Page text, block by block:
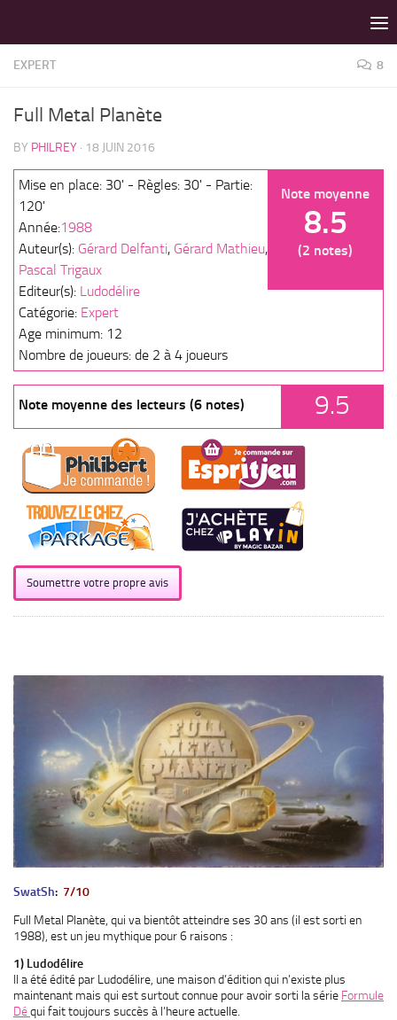
EXPERT 8
Full Metal Planète
BY PHILREY · 18 JUIN 2016
Note moyenne
8.5
(2 notes)
Mise en place: 30' - Règles: 30' - Partie:
120'
Année:1988
Auteur(s): Gérard Delfanti, Gérard Mathieu,
Pascal Trigaux
Editeur(s): Ludodélire
Catégorie: Expert
Age minimum: 12
Nombre de joueurs: de 2 à 4 joueurs
Note moyenne des lecteurs (6 notes) 9.5
Soumettre votre propre avis
SwatSh: 7/10
Full Metal Planète, qui va bientôt atteindre ses 30 ans (il est sorti en
1988), est un jeu mythique pour 6 raisons :
1) Ludodélire
Il a été édité par Ludodélire, une maison d’édition qui n’existe plus
maintenant mais qui est surtout connue pour avoir sorti la série Formule
Déqui fait toujours succès à l’heure actuelle.